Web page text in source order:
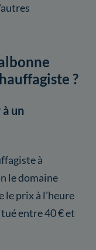
?
un
à
le domaine
le prix à l'heure
entre 40 € et